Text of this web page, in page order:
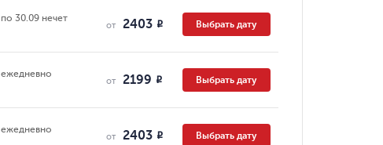
по 30.09 нечет
от 2403 R Выбрать дату
ежедневно
от 2199 R Выбрать дату
ежедневно
от 2403 R Выбрать дату